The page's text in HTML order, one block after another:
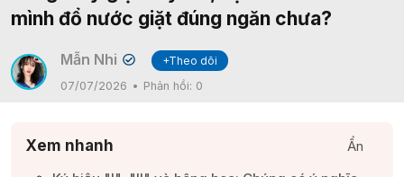
mình đổ nước giặt đúng ngăn chưa?
Mẫn Nhi ✔
+Theo dõi
07/07/2026
Phản hồi: 0
Xem nhanh
Ẩn